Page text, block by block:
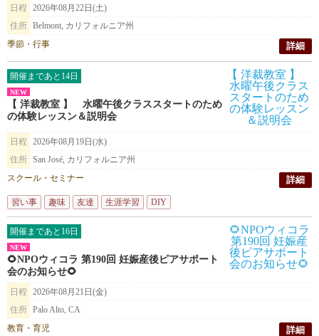
日程
2026年08月22日(土)
住所 Belmont, カリフォルニア州
季節・行事
詳細
開催まであと14日
NEW
【 洋裁教室 】 水曜午後クラススタートのため
の体験レッスン＆説明会
日程
2026年08月19日(水)
住所 San José, カリフォルニア州
スクール・セミナー
詳細
習い事 趣味 友達 生涯学習 DIY
開催まであと16日
NEW
🌻NPOウィコラ 第190回 妊娠産後ピアサポート
会のお知らせ🌻
日程
2026年08月21日(金)
住所 Palo Alto, CA
教育・育児
詳細